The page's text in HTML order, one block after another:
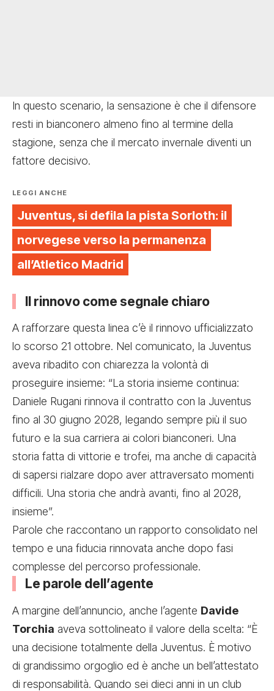
In questo scenario, la sensazione è che il difensore
resti in bianconero almeno fino al termine della
stagione, senza che il mercato invernale diventi un
fattore decisivo.
LEGGI ANCHE
Juventus, si defila la pista Sorloth: il
norvegese verso la permanenza
all’Atletico Madrid
Il rinnovo come segnale chiaro
A rafforzare questa linea c’è il rinnovo ufficializzato
lo scorso 21 ottobre. Nel comunicato, la Juventus
aveva ribadito con chiarezza la volontà di
proseguire insieme: “La storia insieme continua:
Daniele Rugani rinnova il contratto con la Juventus
fino al 30 giugno 2028, legando sempre più il suo
futuro e la sua carriera ai colori bianconeri. Una
storia fatta di vittorie e trofei, ma anche di capacità
di sapersi rialzare dopo aver attraversato momenti
difficili. Una storia che andrà avanti, fino al 2028,
insieme”.
Parole che raccontano un rapporto consolidato nel
tempo e una fiducia rinnovata anche dopo fasi
complesse del percorso professionale.
Le parole dell’agente
A margine dell’annuncio, anche l’agente Davide
Torchia aveva sottolineato il valore della scelta: “È
una decisione totalmente della Juventus. È motivo
di grandissimo orgoglio ed è anche un bell’attestato
di responsabilità. Quando sei dieci anni in un club